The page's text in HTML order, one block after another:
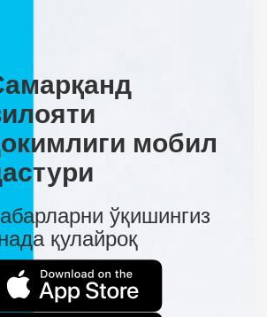
мобил
ўқишингиз
қулайроқ